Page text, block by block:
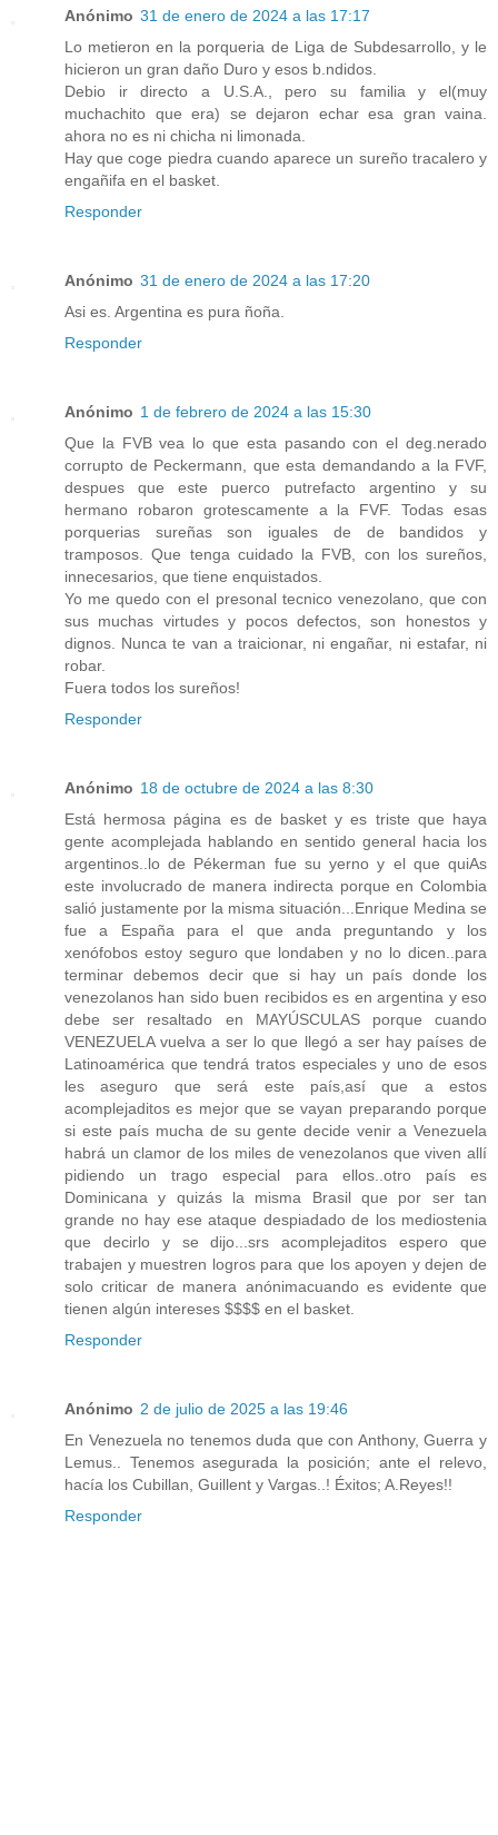
Anónimo 31 de enero de 2024 a las 17:17
Lo metieron en la porqueria de Liga de Subdesarrollo, y le
hicieron un gran daño Duro y esos b.ndidos.
Debio ir directo a U.S.A., pero su familia y el(muy
muchachito que era) se dejaron echar esa gran vaina.
ahora no es ni chicha ni limonada.
Hay que coge piedra cuando aparece un sureño tracalero y
engañifa en el basket.
Responder
Anónimo 31 de enero de 2024 a las 17:20
Asi es. Argentina es pura ñoña.
Responder
Anónimo 1 de febrero de 2024 a las 15:30
Que la FVB vea lo que esta pasando con el deg.nerado
corrupto de Peckermann, que esta demandando a la FVF,
despues que este puerco putrefacto argentino y su
hermano robaron grotescamente a la FVF. Todas esas
porquerias sureñas son iguales de de bandidos y
tramposos. Que tenga cuidado la FVB, con los sureños,
innecesarios, que tiene enquistados.
Yo me quedo con el presonal tecnico venezolano, que con
sus muchas virtudes y pocos defectos, son honestos y
dignos. Nunca te van a traicionar, ni engañar, ni estafar, ni
robar.
Fuera todos los sureños!
Responder
Anónimo 18 de octubre de 2024 a las 8:30
Está hermosa página es de basket y es triste que haya
gente acomplejada hablando en sentido general hacia los
argentinos..lo de Pékerman fue su yerno y el que quiAs
este involucrado de manera indirecta porque en Colombia
salió justamente por la misma situación...Enrique Medina se
fue a España para el que anda preguntando y los
xenófobos estoy seguro que londaben y no lo dicen..para
terminar debemos decir que si hay un país donde los
venezolanos han sido buen recibidos es en argentina y eso
debe ser resaltado en MAYÚSCULAS porque cuando
VENEZUELA vuelva a ser lo que llegó a ser hay países de
Latinoamérica que tendrá tratos especiales y uno de esos
les aseguro que será este país,así que a estos
acomplejaditos es mejor que se vayan preparando porque
si este país mucha de su gente decide venir a Venezuela
habrá un clamor de los miles de venezolanos que viven allí
pidiendo un trago especial para ellos..otro país es
Dominicana y quizás la misma Brasil que por ser tan
grande no hay ese ataque despiadado de los mediostenia
que decirlo y se dijo...srs acomplejaditos espero que
trabajen y muestren logros para que los apoyen y dejen de
solo criticar de manera anónimacuando es evidente que
tienen algún intereses $$$$ en el basket.
Responder
Anónimo 2 de julio de 2025 a las 19:46
En Venezuela no tenemos duda que con Anthony, Guerra y
Lemus.. Tenemos asegurada la posición; ante el relevo,
hacía los Cubillan, Guillent y Vargas..! Éxitos; A.Reyes!!
Responder